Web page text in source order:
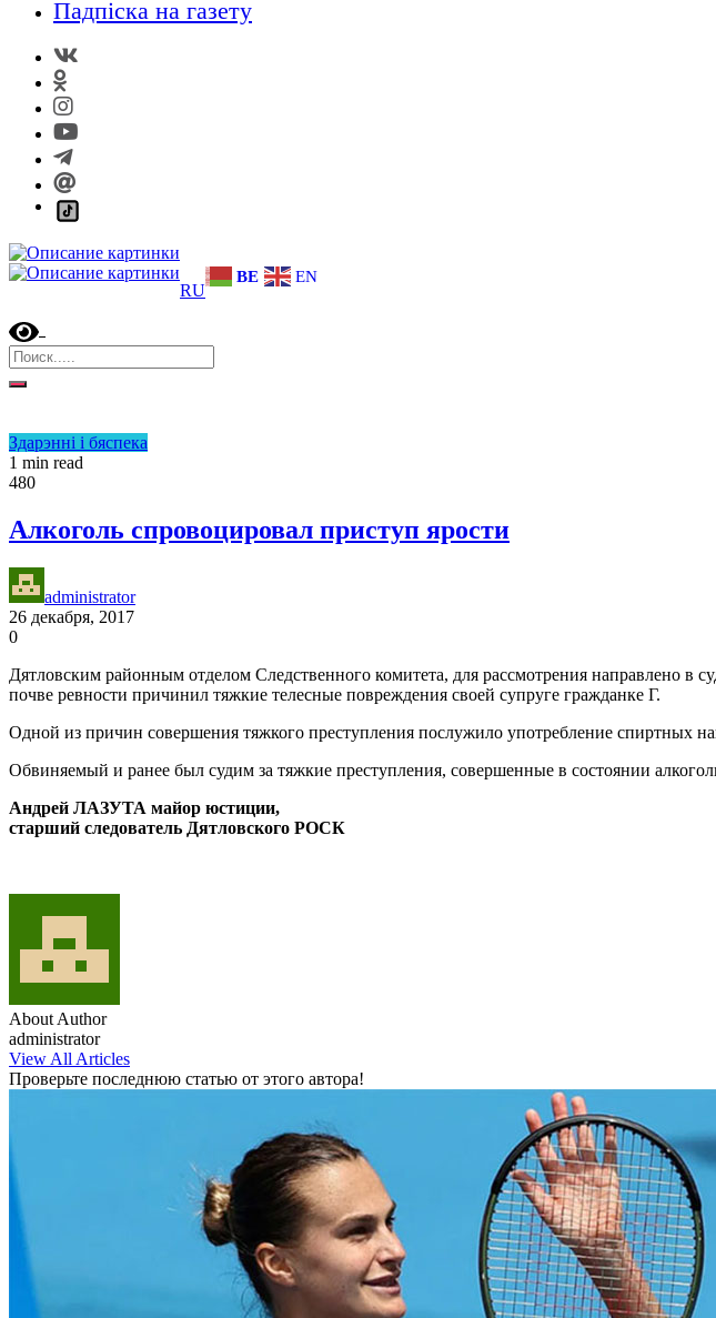
Падпіска на газету
RU
BE EN
Здарэнні і бяспека
1 min read
480
Алкоголь спровоцировал приступ ярости
administrator
26 декабря, 2017
0
Дятловским районным отделом Следственного комитета, для рассмотрения направлено в
почве ревности причинил тяжкие телесные повреждения своей супруге гражданке Г.
Одной из причин совершения тяжкого преступления послужило употребление спиртных
Обвиняемый и ранее был судим за тяжкие преступления, совершенные в состоянии
Андрей ЛАЗУТА майор юстиции,
старший следователь Дятловского РОСК
About Author
administrator
View All Articles
Проверьте последнюю статью от этого автора!